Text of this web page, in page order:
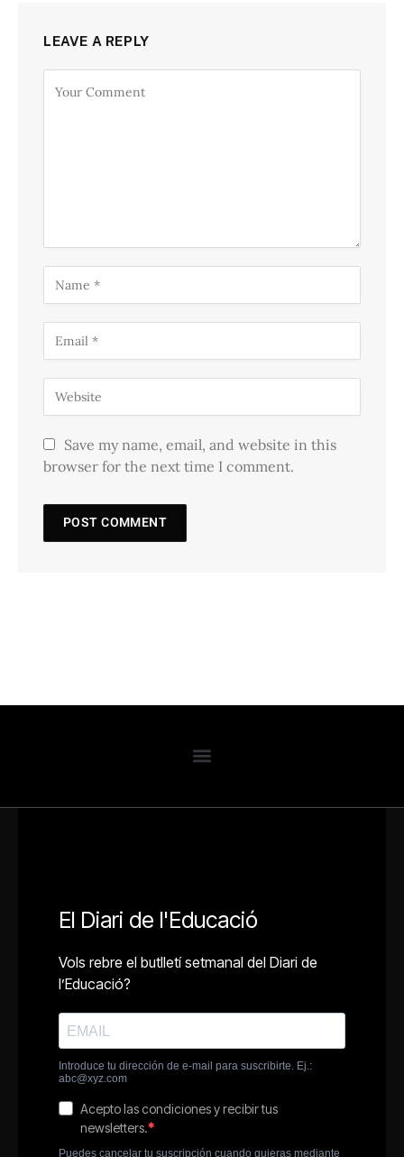
LEAVE A REPLY
Save my name, email, and website in this
browser for the next time I comment.